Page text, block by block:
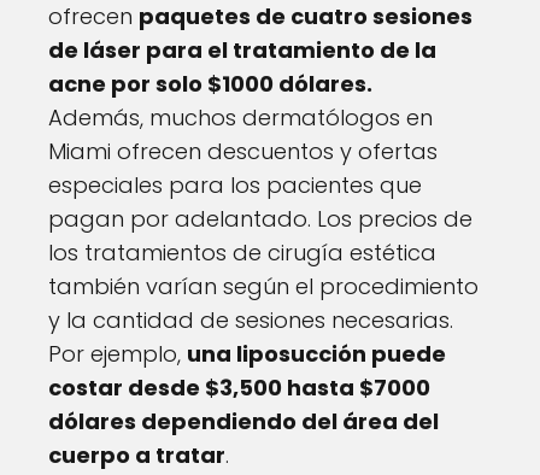
ofrecen paquetes de cuatro sesiones
de láser para el tratamiento de la
acne por solo $1000 dólares.
Además, muchos dermatólogos en
Miami ofrecen descuentos y ofertas
especiales para los pacientes que
pagan por adelantado. Los precios de
los tratamientos de cirugía estética
también varían según el procedimiento
y la cantidad de sesiones necesarias.
Por ejemplo, una liposucción puede
costar desde $3,500 hasta $7000
dólares dependiendo del área del
cuerpo a tratar.